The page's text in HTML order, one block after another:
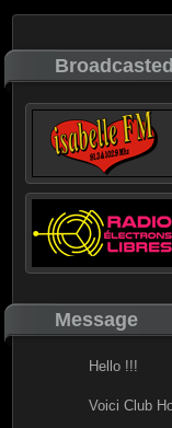
Message
Hello !!!
Voici Club